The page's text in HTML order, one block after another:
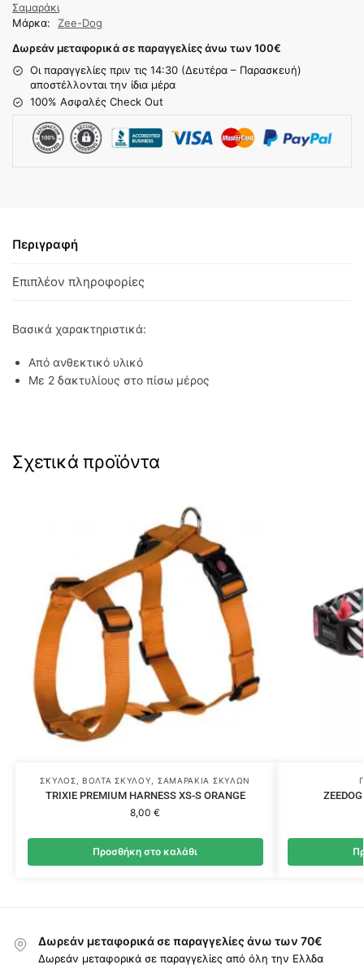
Σαμαράκι
Μάρκα:
Zee-Dog
Δωρεάν μεταφορικά σε παραγγελίες άνω των 100€
Οι παραγγελίες πριν τις 14:30 (Δευτέρα – Παρασκευή)
αποστέλλονται την ίδια μέρα
100% Ασφαλές Check Out
Περιγραφή
Επιπλέον πληροφορίες
Βασικά χαρακτηριστικά:
Aπό ​ανθεκτικό υλικό
Με 2 δακτυλίους στο πίσω μέρος
Σχετικά προϊόντα
ΣΚΎΛΟΣ ΒΌΛΤΑ ΣΚΎΛΟΥ ΣΑΜΑΡΆΚΙΑ ΣΚΎΛΩΝ
TRIXIE PREMIUM HARNESS XS-S ORANGE
8,00€
Προσθήκη στο καλάθι
Δωρεάν μεταφορικά σε παραγγελίες άνω των 70€
Δωρεάν μεταφορικά σε παραγγελίες από όλη την Ελλδα